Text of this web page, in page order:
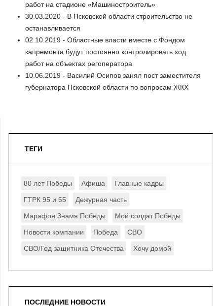
работ на стадионе «Машиностроитель»
30.03.2020 - В Псковской области строительство не
останавливается
02.10.2019 - Областные власти вместе с Фондом
капремонта будут постоянно контролировать ход
работ на объектах регоператора
10.06.2019 - Василий Осипов занял пост заместителя
губернатора Псковской области по вопросам ЖКХ
ТЕГИ
80 лет Победы Афиша Главные кадры
ГТРК 95 и 65 Дежурная часть
Марафон Знамя Победы Мой солдат Победы
Новости компании Победа СВО
СВО/Год защитника Отечества Хочу домой
ПОСЛЕДНИЕ НОВОСТИ